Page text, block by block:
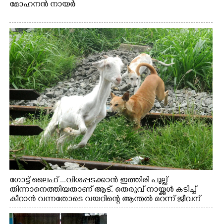
മോഹനൻ നായർ
ഗോട്ട് ലൈഫ് ...വിശപ്പടക്കാൻ ഇത്തിരി പുല്ല്
തിന്നാനെത്തിയതാണ് ആട്. തെരുവ് നായ്ക്കൾ കടിച്ച്
കീറാൻ വന്നതോടെ വയറിന്റെ ആന്തൽ മറന്ന് ജീവന്
വേണ്ടിയായി ഓട്ടം. എറണാകുളം വാത്തുരുത്തിയിൽ
നിന്നുള്ള കാഴ്ച